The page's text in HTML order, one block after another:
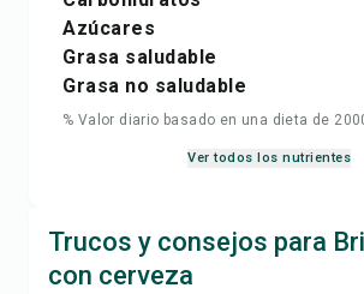
Azúcares
Grasa saludable
Grasa no saludable
% Valor diario basado en una dieta de
Ver todos los nutrientes
Trucos y consejos para
con cerveza